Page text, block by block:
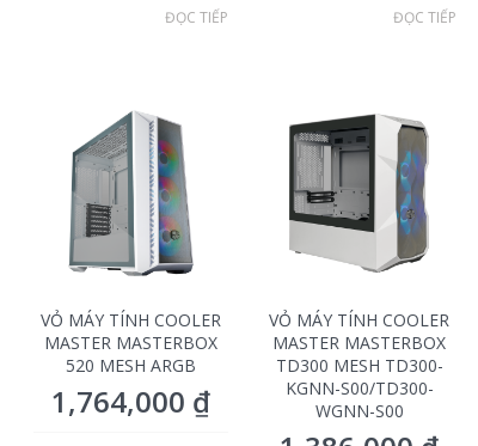
ĐỌC TIẾP ĐỌC TIẾP
VỎ MÁY TÍNH COOLER
MASTER MASTERBOX
520 MESH ARGB
1,764,000 ₫
VỎ MÁY TÍNH COOLER
MASTER MASTERBOX
TD300 MESH TD300-
KGNN-S00/TD300-
WGNN-S00